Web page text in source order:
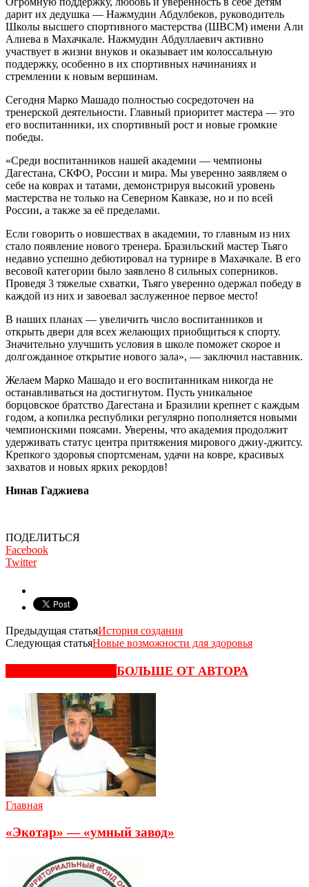
дарит их дедушка — Нажмудин Абдулбеков, руководитель
Школы высшего спортивного мастерства (ШВСМ) имени Али
Алиева в Махачкале. Нажмудин Абдуллаевич активно
участвует в жизни внуков и оказывает им колоссальную
поддержку, особенно в их спортивных начинаниях и
стремлении к новым вершинам.
Сегодня Марко Машадо полностью сосредоточен на
тренерской деятельности. Главный приоритет мастера — это
его воспитанники, их спортивный рост и новые громкие
победы.
«Среди воспитанников нашей академии — чемпионы
Дагестана, СКФО, России и мира. Мы уверенно заявляем о
себе на коврах и татами, демонстрируя высокий уровень
мастерства не только на Северном Кавказе, но и по всей
России, а также за её пределами.
Если говорить о новшествах в академии, то главным из них
стало появление нового тренера. Бразильский мастер Тьяго
недавно успешно дебютировал на турнире в Махачкале. В его
весовой категории было заявлено 8 сильных соперников.
Проведя 3 тяжелые схватки, Тьяго уверенно одержал победу в
каждой из них и завоевал заслуженное первое место!
В наших планах — увеличить число воспитанников и
открыть двери для всех желающих приобщиться к спорту.
Значительно улучшить условия в школе поможет скорое и
долгожданное открытие нового зала», — заключил наставник.
Желаем Марко Машадо и его воспитанникам никогда не
останавливаться на достигнутом. Пусть уникальное
борцовское братство Дагестана и Бразилии крепнет с каждым
годом, а копилка республики регулярно пополняется новыми
чемпионскими поясами. Уверены, что академия продолжит
удерживать статус центра притяжения мирового джиу-джитсу.
Крепкого здоровья спортсменам, удачи на ковре, красивых
захватов и новых ярких рекордов!
Нинав Гаджиева
ПОДЕЛИТЬСЯ
Facebook
Twitter
Предыдущая статьяИстория создания
Следующая статьяНовые возможности для здоровья
БОЛЬШЕ ОТ АВТОРА
Главная
«Экотар» — «умный завод»